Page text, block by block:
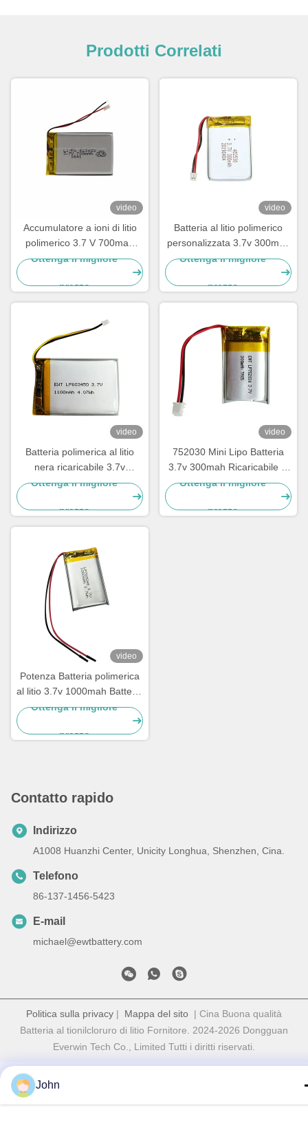
Prodotti Correlati
video
Accumulatore a ioni di litio
polimerico 3.7 V 700mah
LP423450
Ottenga il migliore
prezzo
video
Batteria al litio polimerico
personalizzata 3.7v 300mah
Batteria LiPo 402530
Ottenga il migliore
prezzo
video
Batteria polimerica al litio
nera ricaricabile 3.7v
1100mah
Ottenga il migliore
prezzo
video
752030 Mini Lipo Batteria
3.7v 300mah Ricaricabile Li
Polymer Battery Pack
Ottenga il migliore
prezzo
video
Potenza Batteria polimerica
al litio 3.7v 1000mah Batteria
LiPo 703048
Ottenga il migliore
prezzo
Contatto rapido
Indirizzo
A1008 Huanzhi Center, Unicity Longhua, Shenzhen, Cina.
Telefono
86-137-1456-5423
E-mail
michael@ewtbattery.com
Politica sulla privacy | Mappa del sito | Cina Buona qualità
Batteria al tionilcloruro di litio Fornitore. 2024-2026 Dongguan
Everwin Tech Co., Limited Tutti i diritti riservati.
John